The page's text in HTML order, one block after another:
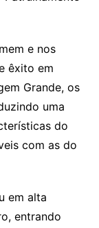
e nos
êxito em
Grande, os
uma
do
com as do
em alta
entrando